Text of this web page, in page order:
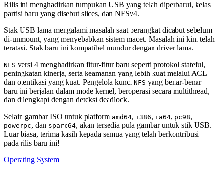
Rilis ini menghadirkan tumpukan USB yang telah diperbarui, kelas
partisi baru yang disebut slices, dan NFSv4.
Stak USB lama mengalami masalah saat perangkat dicabut sebelum
di-unmount, yang menyebabkan sistem macet. Masalah ini kini telah
teratasi. Stak baru ini kompatibel mundur dengan driver lama.
NFS versi 4 menghadirkan fitur-fitur baru seperti protokol stateful,
peningkatan kinerja, serta keamanan yang lebih kuat melalui ACL
dan otentikasi yang kuat. Pengelola kunci NFS yang benar-benar
baru ini berjalan dalam mode kernel, beroperasi secara multithread,
dan dilengkapi dengan deteksi deadlock.
Selain gambar ISO untuk platform amd64, i386, ia64, pc98,
powerpc, dan sparc64, akan tersedia pula gambar untuk stik USB.
Luar biasa, terima kasih kepada semua yang telah berkontribusi
pada rilis baru ini!
Operating System